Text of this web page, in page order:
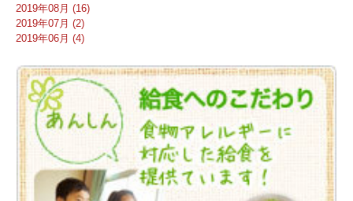
2019年08月 (16)
2019年07月 (2)
2019年06月 (4)